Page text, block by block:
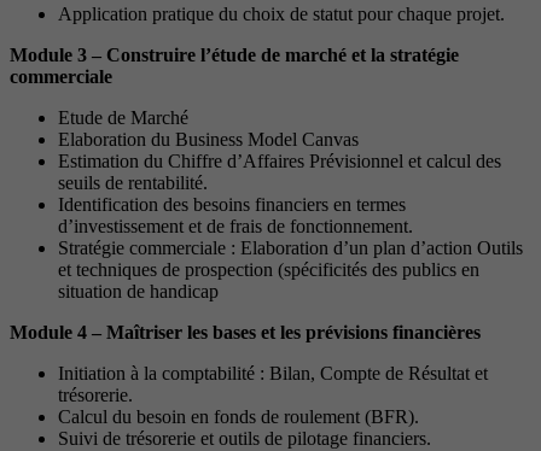
Application pratique du choix de statut pour chaque projet.
Module 3 – Construire l’étude de marché et la stratégie
commerciale
Etude de Marché
Elaboration du Business Model Canvas
Estimation du Chiffre d’Affaires Prévisionnel et calcul des
seuils de rentabilité.
Identification des besoins financiers en termes
d’investissement et de frais de fonctionnement.
Stratégie commerciale : Elaboration d’un plan d’action Outils
et techniques de prospection (spécificités des publics en
situation de handicap
Module 4 – Maîtriser les bases et les prévisions financières
Initiation à la comptabilité : Bilan, Compte de Résultat et
trésorerie.
Calcul du besoin en fonds de roulement (BFR).
Suivi de trésorerie et outils de pilotage financiers.